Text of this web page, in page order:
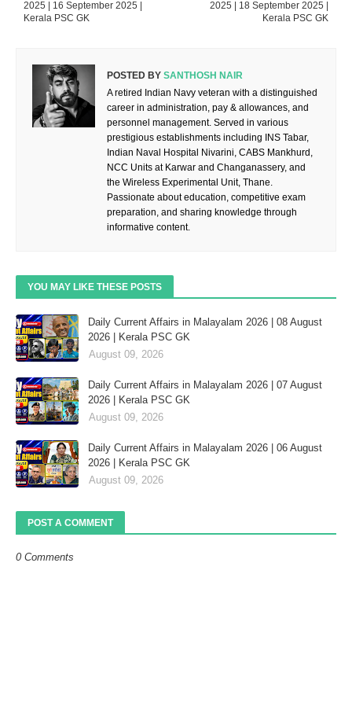
2025 | 18 September 2025 |
Kerala PSC GK
2025 | 16 September 2025 |
Kerala PSC GK
POSTED BY SANTHOSH NAIR
A retired Indian Navy veteran with a distinguished
career in administration, pay & allowances, and
personnel management. Served in various
prestigious establishments including INS Tabar,
Indian Naval Hospital Nivarini, CABS Mankhurd,
NCC Units at Karwar and Changanassery, and
the Wireless Experimental Unit, Thane.
Passionate about education, competitive exam
preparation, and sharing knowledge through
informative content.
YOU MAY LIKE THESE POSTS
Daily Current Affairs in Malayalam 2026 | 08 August
2026 | Kerala PSC GK
August 09, 2026
Daily Current Affairs in Malayalam 2026 | 07 August
2026 | Kerala PSC GK
August 09, 2026
Daily Current Affairs in Malayalam 2026 | 06 August
2026 | Kerala PSC GK
August 09, 2026
POST A COMMENT
0 Comments